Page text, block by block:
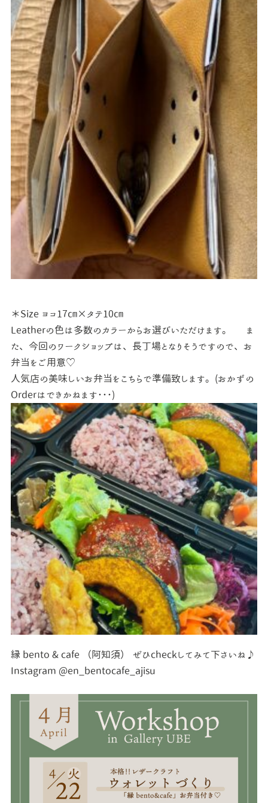
＊Size ヨコ17㎝×タテ10㎝
Leatherの色は多数のカラーからお選びいただけます。
ま
た、今回のワークショップは、長丁場となりそうですので、お
弁当をご用意♡
人気店の美味しいお弁当をこちらで準備致します。(おかずの
Orderはできかねます･･･)
縁 bento & cafe （阿知須） ぜひcheckしてみて下さいね♪
Instagram @en_bentocafe_ajisu